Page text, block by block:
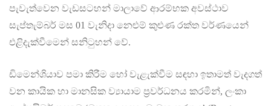
පැවැත්වෙන වැඩසටහන් මාලාවේ ආරම්භක අවස්ථාව
සැප්තැම්බර් මස 01 වැනිදා නෙළුම් කුළුණ රක්ත වර්ණයෙන්
එළිදැක්වීමෙන් සනිටුහන් වේ.
ඩිමෙන්ශියාව පමා කිරීම හෝ වැළැක්වීම සඳහා ඉතාමත් වැදගත්
වන කායික හා මානසික ව්‍යායාම ප්‍රවර්ධනය කරමින්, ලංකා